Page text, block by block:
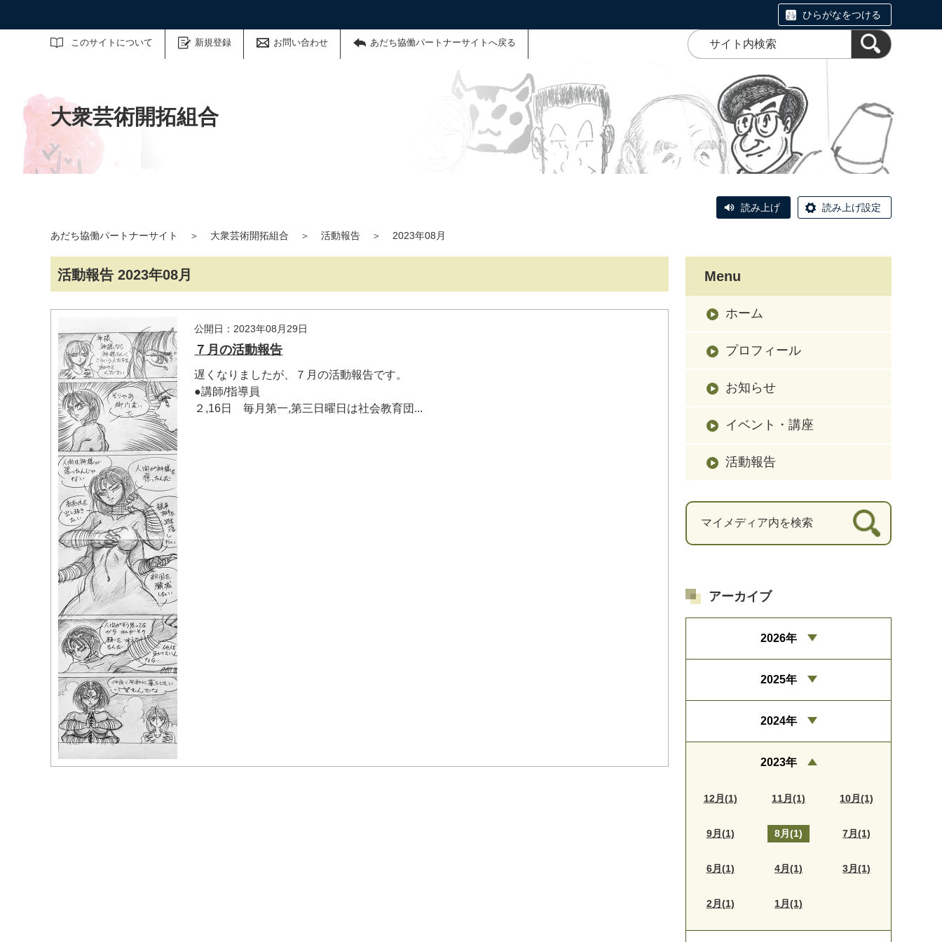
ひらがなをつける
このサイトについて 新規登録 お問い合わせ あだち協働パートナーサイトへ戻る
サイト内検索
大衆芸術開拓組合
読み上げ 読み上げ設定
あだち協働パートナーサイト ＞ 大衆芸術開拓組合 ＞ 活動報告 ＞ 2023年08月
活動報告 2023年08月
公開日：2023年08月29日
７月の活動報告
遅くなりましたが、７月の活動報告です。
●講師/指導員
２,16日 毎月第一,第三日曜日は社会教育団...
Menu
ホーム
プロフィール
お知らせ
イベント・講座
活動報告
マイメディア内を検索
アーカイブ
2026年
2025年
2024年
2023年
12月(1) 11月(1) 10月(1)
9月(1) 8月(1) 7月(1)
6月(1) 4月(1) 3月(1)
2月(1) 1月(1)